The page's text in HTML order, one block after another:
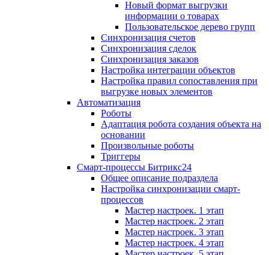
Новый формат выгрузки
информации о товарах
Пользовательское дерево групп
Синхронизация счетов
Синхронизация сделок
Синхронизация заказов
Настройка интеграции объектов
Настройка правил сопоставления при
выгрузке новых элементов
Автоматизация
Роботы
Адаптация робота создания объекта на
основании
Произвольные роботы
Триггеры
Смарт-процессы Битрикс24
Общее описание подраздела
Настройка синхронизации смарт-
процессов
Мастер настроек. 1 этап
Мастер настроек. 2 этап
Мастер настроек. 3 этап
Мастер настроек. 4 этап